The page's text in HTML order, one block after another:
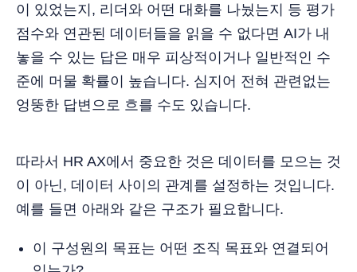
이 있었는지, 리더와 어떤 대화를 나눴는지 등 평가
점수와 연관된 데이터들을 읽을 수 없다면 AI가 내
놓을 수 있는 답은 매우 피상적이거나 일반적인 수
준에 머물 확률이 높습니다. 심지어 전혀 관련없는
엉뚱한 답변으로 흐를 수도 있습니다.
따라서 HR AX에서 중요한 것은 데이터를 모으는 것
이 아닌, 데이터 사이의 관계를 설정하는 것입니다.
예를 들면 아래와 같은 구조가 필요합니다.
이 구성원의 목표는 어떤 조직 목표와 연결되어